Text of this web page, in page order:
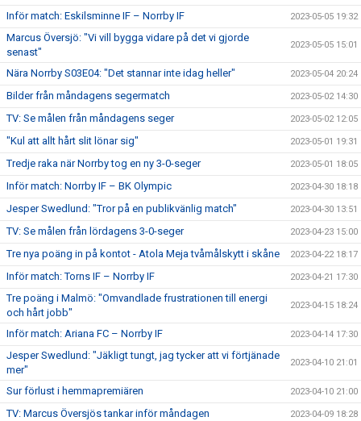
Inför match: Eskilsminne IF – Norrby IF 2023-05-05 19:32
Marcus Översjö: "Vi vill bygga vidare på det vi gjorde
senast"
2023-05-05 15:01
Nära Norrby S03E04: "Det stannar inte idag heller" 2023-05-04 20:24
Bilder från måndagens segermatch 2023-05-02 14:30
TV: Se målen från måndagens seger 2023-05-02 12:05
"Kul att allt hårt slit lönar sig" 2023-05-01 19:31
Tredje raka när Norrby tog en ny 3-0-seger 2023-05-01 18:05
Inför match: Norrby IF – BK Olympic 2023-04-30 18:18
Jesper Swedlund: "Tror på en publikvänlig match" 2023-04-30 13:51
TV: Se målen från lördagens 3-0-seger 2023-04-23 15:00
Tre nya poäng in på kontot - Atola Meja tvåmålskytt i skåne 2023-04-22 18:17
Inför match: Torns IF – Norrby IF 2023-04-21 17:30
Tre poäng i Malmö: "Omvandlade frustrationen till energi
och hårt jobb"
2023-04-15 18:24
Inför match: Ariana FC – Norrby IF 2023-04-14 17:30
Jesper Swedlund: "Jäkligt tungt, jag tycker att vi förtjänade
mer"
2023-04-10 21:01
Sur förlust i hemmapremiären 2023-04-10 21:00
TV: Marcus Översjös tankar inför måndagen 2023-04-09 18:28